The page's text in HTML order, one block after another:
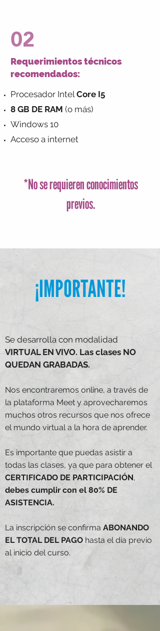
02
Requerimientos técnicos
recomendados:
Procesador IntelCore I5
8 GB DE RAM (o más)
Windows 10
Acceso a internet
*No se requieren conocimientos
previos.
¡IMPORTANTE!
Se desarrolla con modalidad
VIRTUAL EN VIVO. Las clases NO
QUEDAN GRABADAS.
Nos encontraremos online, a través de
la plataforma Meet y aprovecharemos
muchos otros recursos que nos ofrece
el mundo virtual a la hora de aprender.
Es importante que puedas asistir a
todas las clases, ya que para obtener el
CERTIFICADO DE PARTICIPACIÓN,
debes cumplir con el 80% DE
ASISTENCIA.
La inscripción se confirma ABONANDO
EL TOTAL DEL PAGO hasta el día previo
al inicio del curso.